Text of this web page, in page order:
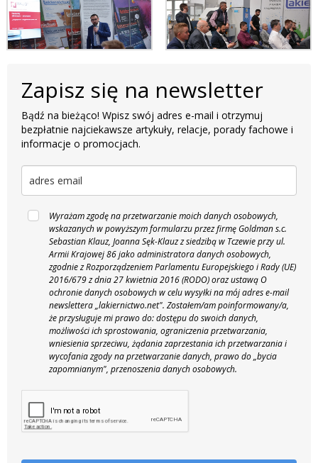
Zapisz się na newsletter
Bądź na bieżąco! Wpisz swój adres e-mail i otrzymuj
bezpłatnie najciekawsze artykuły, relacje, porady fachowe i
informacje o promocjach.
Wyrażam zgodę na przetwarzanie moich danych osobowych,
wskazanych w powyższym formularzu przez firmę Goldman s.c.
Sebastian Klauz, Joanna Sęk-Klauz z siedzibą w Tczewie przy ul.
Armii Krajowej 86 jako administratora danych osobowych,
zgodnie z Rozporządzeniem Parlamentu Europejskiego i Rady (UE)
2016/679 z dnia 27 kwietnia 2016 (RODO) oraz ustawą O
ochronie danych osobowych w celu wysyłki na mój adres e-mail
newslettera „lakiernictwo.net". Zostałem/am poinformowany/a,
że przysługuje mi prawo do: dostępu do swoich danych,
możliwości ich sprostowania, ograniczenia przetwarzania,
wniesienia sprzeciwu, żądania zaprzestania ich przetwarzania i
wycofania zgody na przetwarzanie danych, prawo do „bycia
zapomnianym", przenoszenia danych osobowych.